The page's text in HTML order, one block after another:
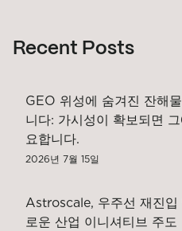
Recent Posts
GEO 위성에 숨겨진 잔해
니다: 가시성이 확보되면
요합니다.
2026년 7월 15일
Astroscale, 우주선 재진입
로운 산업 이니셔티브 주도